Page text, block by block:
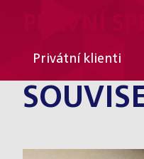
Privátní klienti